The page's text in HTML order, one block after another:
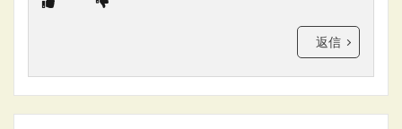
返信